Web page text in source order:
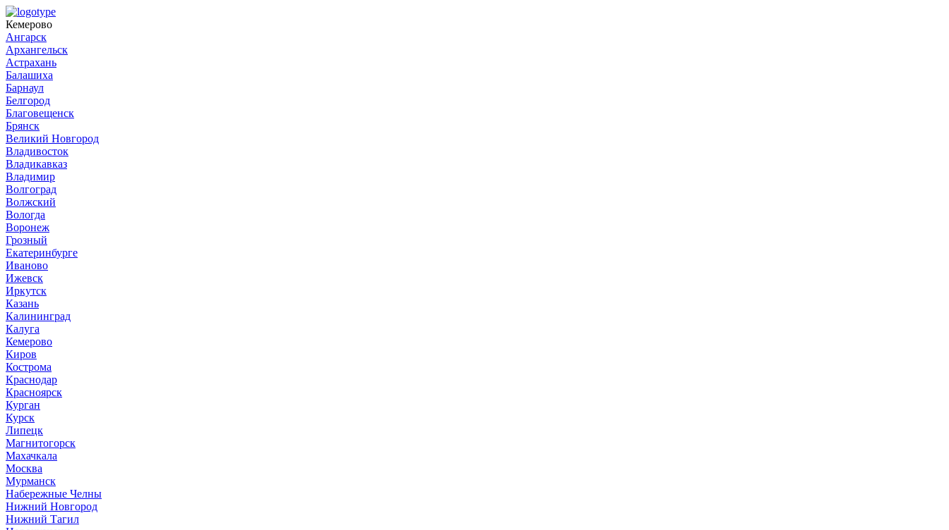
Кемерово
Ангарск
Архангельск
Астрахань
Балашиха
Барнаул
Белгород
Благовещенск
Брянск
Великий Новгород
Владивосток
Владикавказ
Владимир
Волгоград
Волжский
Вологда
Воронеж
Грозный
Екатеринбурге
Иваново
Ижевск
Иркутск
Казань
Калининград
Калуга
Кемерово
Киров
Кострома
Краснодар
Красноярск
Курган
Курск
Липецк
Магнитогорск
Махачкала
Москва
Мурманск
Набережные Челны
Нижний Новгород
Нижний Тагил